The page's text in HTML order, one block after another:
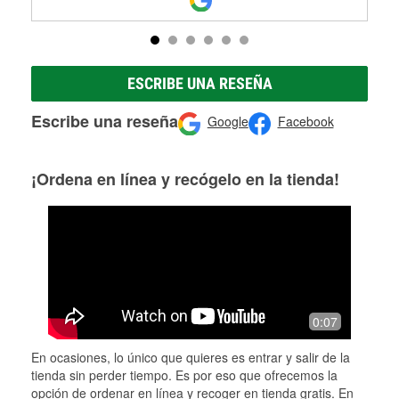
ESCRIBE UNA RESEÑA
Escribe una reseña Google Facebook
¡Ordena en línea y recógelo en la tienda!
0:07
En ocasiones, lo único que quieres es entrar y salir de la
tienda sin perder tiempo. Es por eso que ofrecemos la
opción de ordenar en línea y recoger en tienda gratis. En